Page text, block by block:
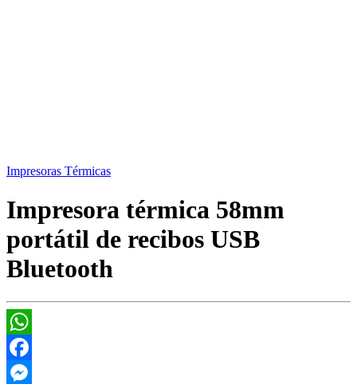
Impresoras Térmicas
Impresora térmica 58mm
portátil de recibos USB
Bluetooth
WhatsApp
Facebook